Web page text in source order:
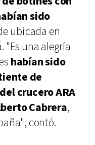
sido
ubicada en
"Es una alegría
habían sido
de
crucero ARA
Cabrera,
contó.